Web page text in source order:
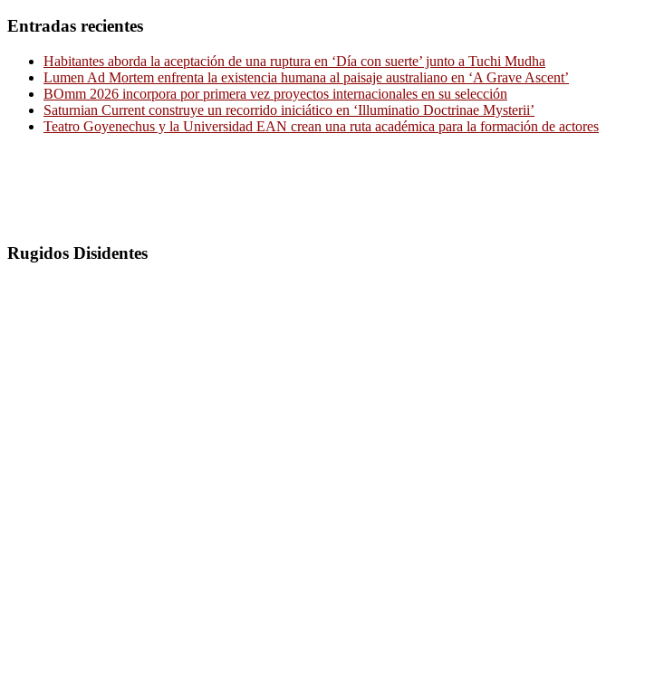
Entradas recientes
Habitantes aborda la aceptación de una ruptura en ‘Día con suerte’ junto a Tuchi Mudha
Lumen Ad Mortem enfrenta la existencia humana al paisaje australiano en ‘A Grave Ascent’
BOmm 2026 incorpora por primera vez proyectos internacionales en su selección
Saturnian Current construye un recorrido iniciático en ‘Illuminatio Doctrinae Mysterii’
Teatro Goyenechus y la Universidad EAN crean una ruta académica para la formación de actores
Rugidos Disidentes